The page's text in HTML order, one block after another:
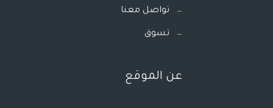
تواصل معنا
تسوق
عن الموقع